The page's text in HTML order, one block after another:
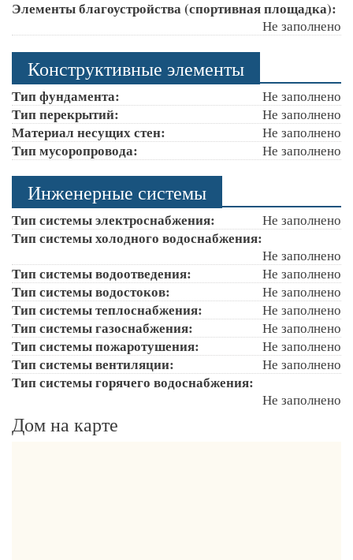
Элементы благоустройства (спортивная площадка):
Не заполнено
Конструктивные элементы
Тип фундамента: Не заполнено
Тип перекрытий: Не заполнено
Материал несущих стен: Не заполнено
Тип мусоропровода: Не заполнено
Инженерные системы
Тип системы электроснабжения: Не заполнено
Тип системы холодного водоснабжения:
Не заполнено
Тип системы водоотведения: Не заполнено
Тип системы водостоков: Не заполнено
Тип системы теплоснабжения: Не заполнено
Тип системы газоснабжения: Не заполнено
Тип системы пожаротушения: Не заполнено
Тип системы вентиляции: Не заполнено
Тип системы горячего водоснабжения:
Не заполнено
Дом на карте